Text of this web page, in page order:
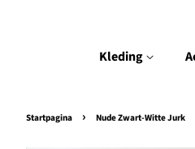
Kleding
Startpagina › Nude Zwart-Witte Jurk